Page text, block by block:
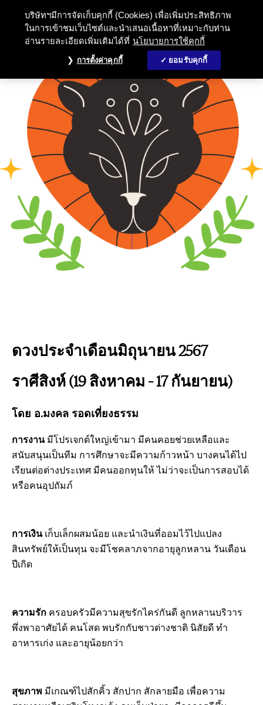
ดวงประจำเดือนมิถุนายน 2567
ราศีสิงห์ (19 สิงหาคม – 17 กันยายน)
โดย อ.มงคล รอดเที่ยงธรรม
การงานมีโปรเจกต์ใหญ่เข้ามา มีคนคอยช่วยเหลือและ
สนับสนุนเป็นทีม การศึกษาจะมีความก้าวหน้า บางคนได้ไป
เรียนต่อต่างประเทศ มีคนออกทุนให้ ไม่ว่าจะเป็นการสอบได้
หรือคนอุปถัมภ์
การเงิน เก็บเล็กผสมน้อย และนำเงินที่ออมไว้ไปแปลง
สินทรัพย์ให้เป็นทุน จะมีโชคลาภจากอายุลูกหลาน วันเดือน
ปีเกิด
ความรัก ครอบครัวมีความสุขรักไคร่กันดี ลูกหลานบริวาร
พึ่งพาอาศัยได้ คนโสด พบรักกับชาวต่างชาติ นิสัยดี ทำ
อาหารเก่ง และอายุน้อยกว่า
สุขภาพ มีเกณฑ์ไปสักคิ้ว สักปาก สักลายมือ เพื่อความ
บริษัทฯมีการจัดเก็บคุกกี้ (Cookies) เพื่อเพิ่มประสิทธิภาพ
ในการเข้าชมเว็บไซต์และนำเสนอเนื้อหาที่เหมาะกับท่าน
อ่านรายละเอียดเพิ่มเติมได้ที่ นโยบายการใช้คุกกี้
การตั้งค่าคุกกี้ ยอมรับคุกกี้